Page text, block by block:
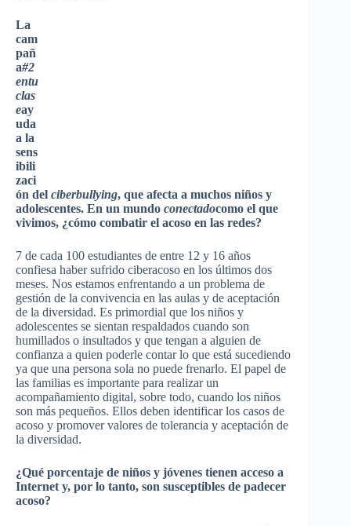
La
cam
pañ
a#2
entu
clas
eay
uda
a la
sens
ibili
zaci
ón del ciberbullying, que afecta a muchos niños y
adolescentes. En un mundo conectadocomo el que
vivimos, ¿cómo combatir el acoso en las redes?
7 de cada 100 estudiantes de entre 12 y 16 años
confiesa haber sufrido ciberacoso en los últimos dos
meses. Nos estamos enfrentando a un problema de
gestión de la convivencia en las aulas y de aceptación
de la diversidad. Es primordial que los niños y
adolescentes se sientan respaldados cuando son
humillados o insultados y que tengan a alguien de
confianza a quien poderle contar lo que está sucediendo
ya que una persona sola no puede frenarlo. El papel de
las familias es importante para realizar un
acompañamiento digital, sobre todo, cuando los niños
son más pequeños. Ellos deben identificar los casos de
acoso y promover valores de tolerancia y aceptación de
la diversidad.
¿Qué porcentaje de niños y jóvenes tienen acceso a
Internet y, por lo tanto, son susceptibles de padecer
acoso?